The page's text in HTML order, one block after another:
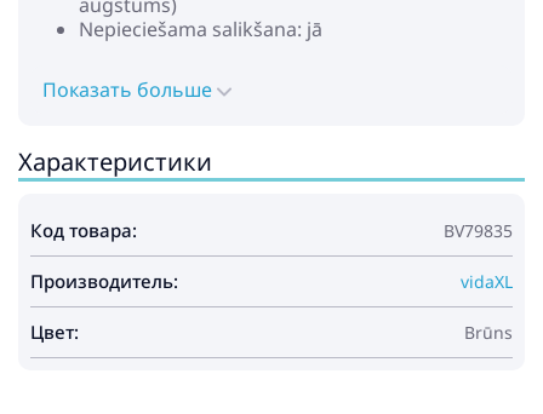
Nepieciešama salikšana: jā
Показать больше
Характеристики
Код товара: BV79835
Производитель: vidaXL
Цвет: Brūns